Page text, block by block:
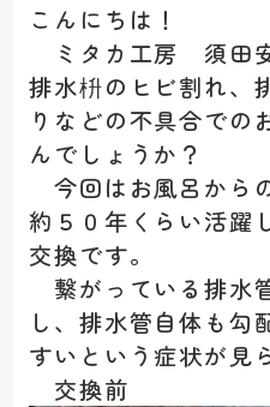
こんにちは！
ミタカ工房 須田安
排水枡のヒビ割れ、
りなどの不具合での
んでしょうか？
今回はお風呂から
約５０年くらい活躍
交換です。
繋がっている排水
し、排水管自体も勾
すいという症状が見
交換前